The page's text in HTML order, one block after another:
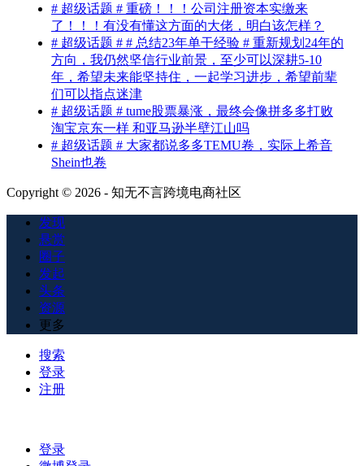
# 超级话题 # 重磅！！！公司注册资本实缴来
了！！！有没有懂这方面的大佬，明白该怎样？
# 超级话题 # # 总结23年单干经验 # 重新规划24年的
方向，我仍然坚信行业前景，至少可以深耕5-10
年，希望未来能坚持住，一起学习进步，希望前辈
们可以指点迷津
# 超级话题 # tume股票暴涨，最终会像拼多多打败
淘宝京东一样 和亚马逊半壁江山吗
# 超级话题 # 大家都说多多TEMU卷，实际上希音
Shein也卷
Copyright © 2026 - 知无不言跨境电商社区
发现
悬赏
圈子
发起
头条
资源
更多
搜索
登录
注册
登录